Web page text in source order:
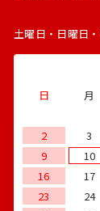
土曜日・日曜日
日 月
2
3
9
10
16
17
23
24